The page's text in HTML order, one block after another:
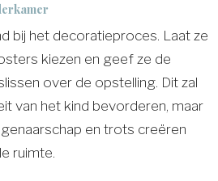
bij het decoratieproces. Laat ze
kiezen en geef ze de
over de opstelling. Dit zal
van het kind bevorderen, maar
en trots creëren
ruimte.